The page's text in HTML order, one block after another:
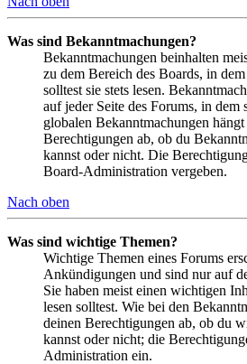
Was sind Bekanntmachungen?
Bekanntmachungen beinhalten
zu dem Bereich des Boards, in
solltest sie stets lesen.
auf jeder Seite des Forums, in dem
globalen Bekanntmachungen
Berechtigungen ab, ob du
kannst oder nicht. Die
Board-Administration vergeben.
Nach oben
Was sind wichtige Themen?
Wichtige Themen eines Forums
Ankündigungen und sind nur auf
Sie haben meist einen wichtigen
lesen solltest. Wie bei den
deinen Berechtigungen ab, ob du
kannst oder nicht; die
Administration ein.